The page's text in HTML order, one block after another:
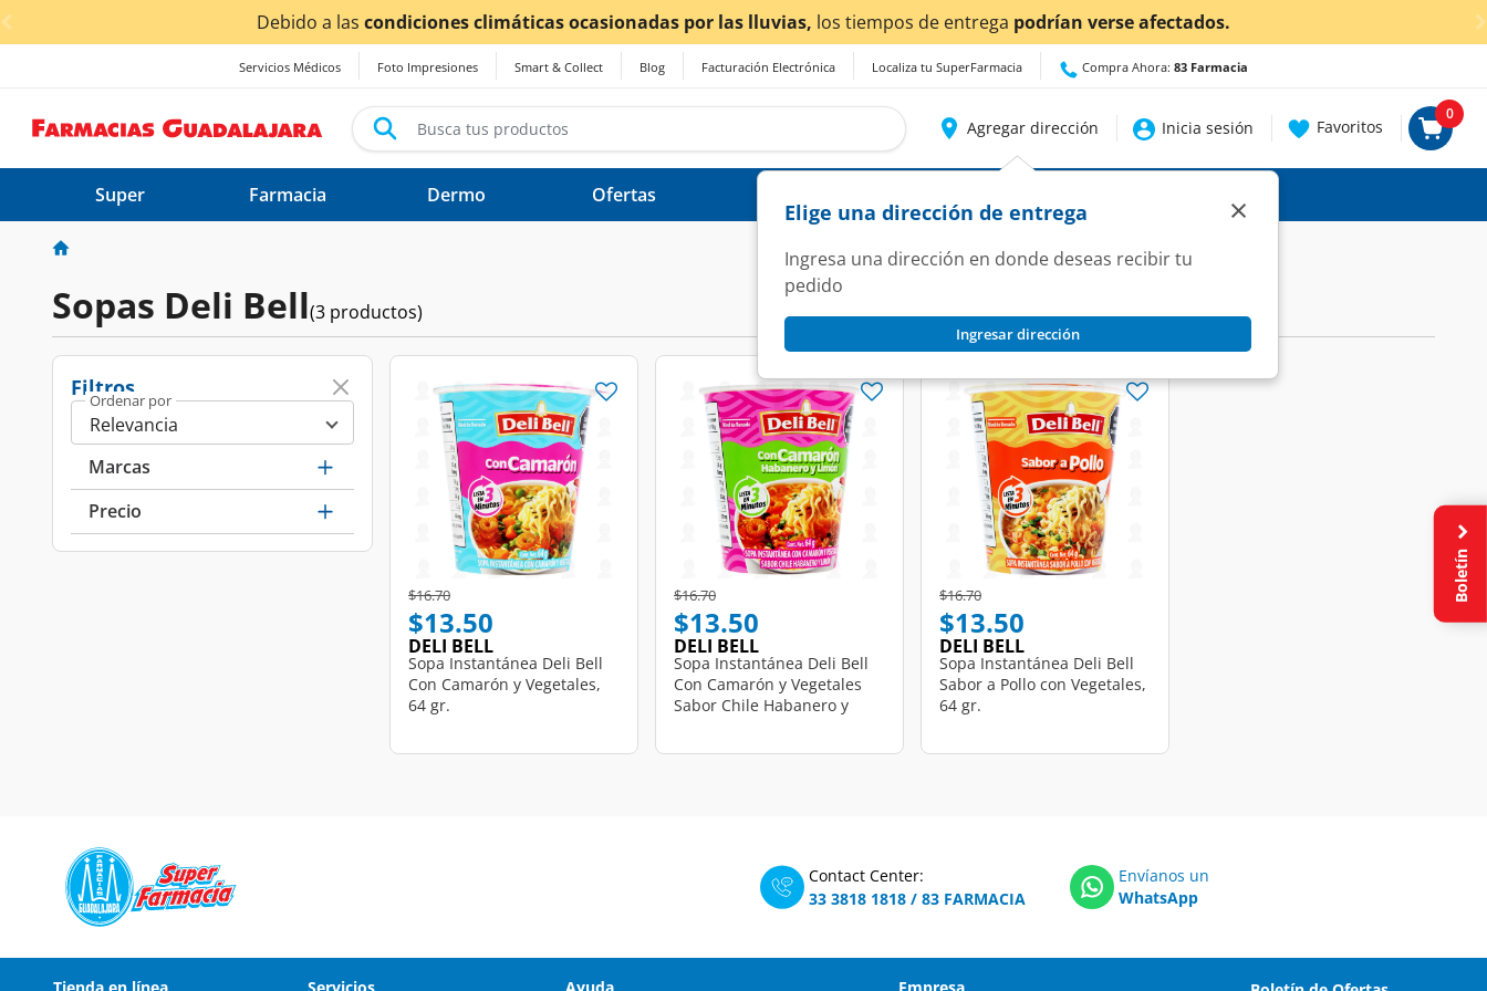
< div class="carousel-inner"> Debido a lascondiciones climáticas ocasionadas por las lluvias,los tiempos de entregapodrían verse afectados.
Servicios Médicos Foto Impresiones Smart & Collect Blog Facturación Electrónica Localiza tu SuperFarmacia Compra Ahora: 83 Farmacia
Agregar dirección
Elige una dirección de entrega
Ingresa una dirección en donde deseas recibir tu
pedido
Ingresar dirección
×
Inicia sesión Favoritos
0
Super Farmacia Dermo Ofertas
Sopas Deli Bell(3 productos)
Filtros
Ordenar por
Marcas
Precio
Price reduced from
$16.70to
$13.50
DELI BELL
Sopa Instantánea Deli Bell
Con Camarón y Vegetales,
64 gr.
Price reduced from
$16.70to
$13.50
DELI BELL
Sopa Instantánea Deli Bell
Con Camarón y Vegetales
Sabor Chile Habanero y
Price reduced from
$16.70to
$13.50
DELI BELL
Sopa Instantánea Deli Bell
Sabor a Pollo con Vegetales,
64 gr.
Contact Center:
33 3818 1818 / 83 FARMACIA
Envíanos un
WhatsApp
Boletín